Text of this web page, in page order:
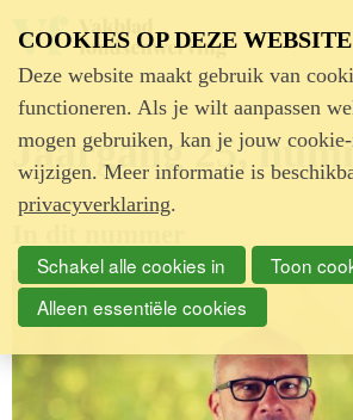
Jaargang 25,
COOKIES OP DEZE WEBSITE
Deze website maakt gebruik van
functioneren. Als je wilt aanpassen
mogen gebruiken, kan je jouw
wijzigen. Meer informatie is
privacyverklaring.
Schakel alle cookies in
Toon
Alleen essentiële cookies